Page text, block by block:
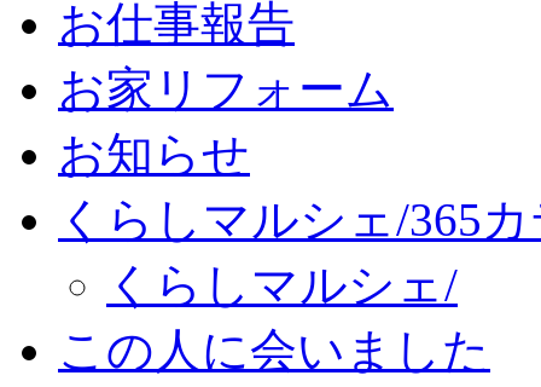
お仕事報告
お家リフォーム
お知らせ
くらしマルシェ/365
くらしマルシェ/
この人に会いました